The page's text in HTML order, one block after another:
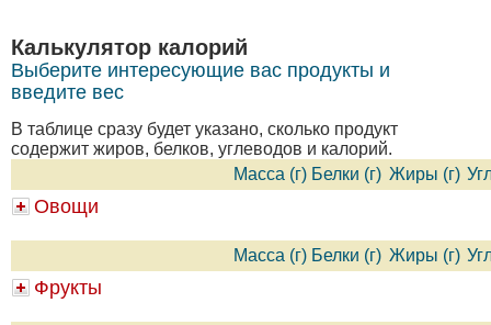
Калькулятор калорий
Выберите интересующие вас продукты и
введите вес
В таблице сразу будет указано, сколько продукт
содержит жиров, белков, углеводов и калорий.
Масса (г) Белки (г) Жиры (г)
Овощи
Масса (г) Белки (г) Жиры (г)
Фрукты